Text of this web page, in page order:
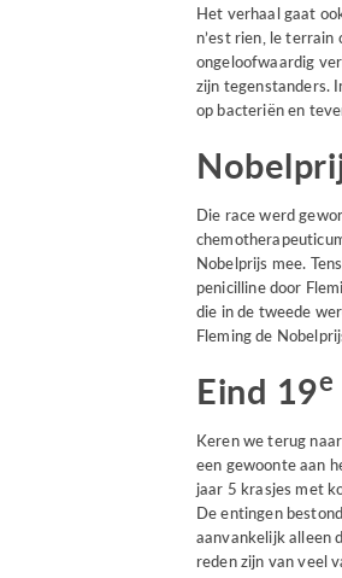
Het verhaal gaat
n’est rien, le terrain
ongeloofwaardig
zijn tegenstanders.
op bacteriën en
Die race werd
Nobelprijs mee.
penicilline door
die in de tweede
Fleming de
Eind 19e
Keren we terug
een gewoonte aan
jaar 5 krasjes met
De entingen
aanvankelijk alleen
reden zijn van veel